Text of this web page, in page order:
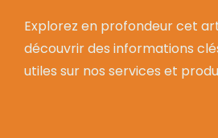
Explorez en profondeur cet
découvrir des informations
utiles sur nos services et